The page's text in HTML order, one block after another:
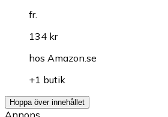
fr.
134 kr
hos Amazon.se
+1 butik
Hoppa över innehållet